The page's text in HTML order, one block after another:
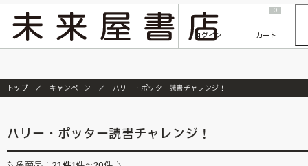
『ONE PIECE magazine 021 ONE PIECEカード付き同梱版』発売延期のご案内
ログイン
0
カート
トップ キャンペーン ハリー・ポッター読書チャレンジ！
ハリー・ポッター読書チャレンジ！